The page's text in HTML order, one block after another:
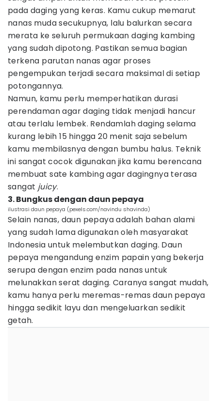
pada daging yang keras. Kamu cukup memarut
nanas muda secukupnya, lalu balurkan secara
merata ke seluruh permukaan daging kambing
yang sudah dipotong. Pastikan semua bagian
terkena parutan nanas agar proses
pengempukan terjadi secara maksimal di setiap
potongannya.
Namun, kamu perlu memperhatikan durasi
perendaman agar daging tidak menjadi hancur
atau terlalu lembek. Rendamlah daging selama
kurang lebih 15 hingga 20 menit saja sebelum
kamu membilasnya dengan bumbu halus. Teknik
ini sangat cocok digunakan jika kamu berencana
membuat sate kambing agar dagingnya terasa
sangat juicy.
3. Bungkus dengan daun pepaya
ilustrasi daun pepaya (pexels.com/navindu shavinda)
Selain nanas, daun pepaya adalah bahan alami
yang sudah lama digunakan oleh masyarakat
Indonesia untuk melembutkan daging. Daun
pepaya mengandung enzim papain yang bekerja
serupa dengan enzim pada nanas untuk
melunakkan serat daging. Caranya sangat mudah,
kamu hanya perlu meremas-remas daun pepaya
hingga sedikit layu dan mengeluarkan sedikit
getah.